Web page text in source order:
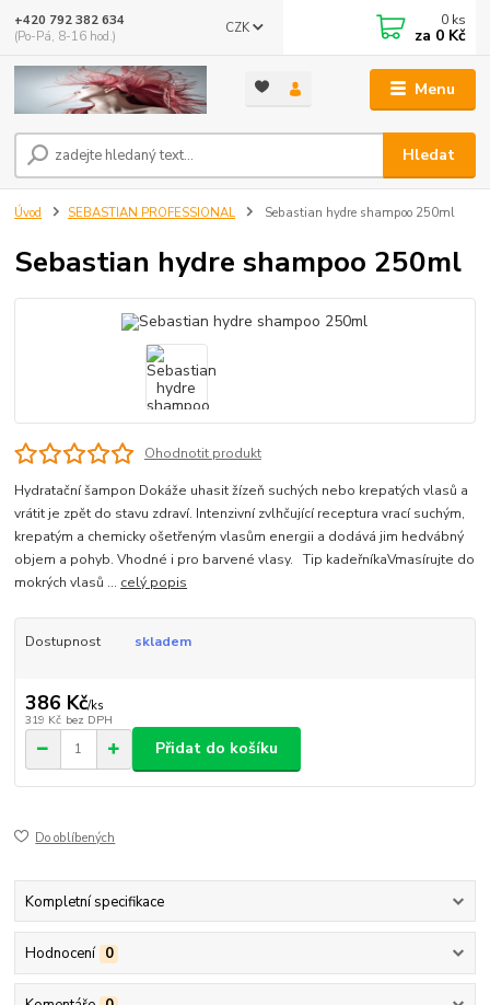
Menu
CZK
Hledat
+420 792 382 634
(Po-Pá, 8-16 hod.)
0 ks
za 0 Kč
Úvod SEBASTIAN PROFESSIONAL Sebastian hydre shampoo 250ml
Sebastian hydre shampoo 250ml
Ohodnotit produkt
Hydratační šampon Dokáže uhasit žízeň suchých nebo krepatých vlasů a
vrátit je zpět do stavu zdraví. Intenzivní zvlhčující receptura vrací suchým,
krepatým a chemicky ošetřeným vlasům energii a dodává jim hedvábný
objem a pohyb. Vhodné i pro barvené vlasy. Tip kadeřníkaVmasírujte do
mokrých vlasů ... celý popis
Dostupnost skladem
386 Kč/ks
319 Kč bez DPH
Přidat do košíku
Do oblíbených
Kompletní specifikace
Hodnocení 0